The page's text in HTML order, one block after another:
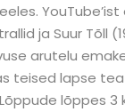
ja Suur Tõll
arutelu
teised lapse
lõppes 3